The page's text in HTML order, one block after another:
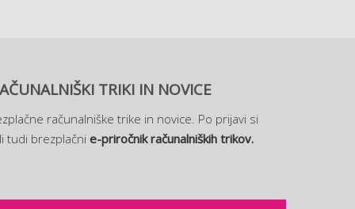
TRIKI IN NOVICE
računalniške trike in novice. Po prijavi si
tudi brezplačni e-priročnik računalniških trikov.